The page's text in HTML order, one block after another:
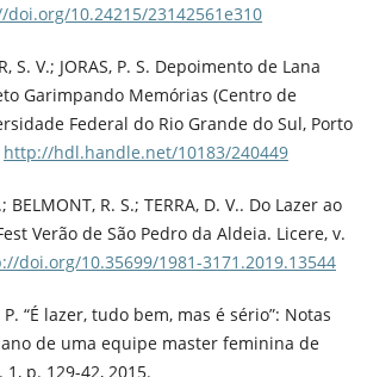
10.24215/23142561e310
S. V.; JORAS, P. S. Depoimento de Lana
Garimpando Memórias (Centro de
Federal do Rio Grande do Sul, Porto
http://hdl.handle.net/10183/240449
BELMONT, R. S.; TERRA, D. V.. Do Lazer ao
Verão de São Pedro da Aldeia. Licere, v.
doi.org/10.35699/1981-3171.2019.13544
P. “É lazer, tudo bem, mas é sério”: Notas
de uma equipe master feminina de
p. 129-42, 2015.